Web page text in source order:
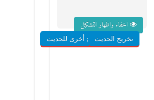
اخفاء واظهار التشكيل
تخريج الحديثشروح أخرى للحديث